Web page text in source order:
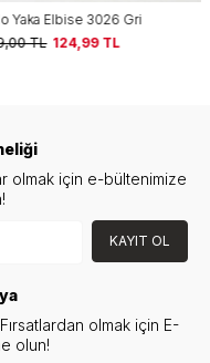
Yaka Elbise 3026 Gri
TL 124,99TL
olmak için e-bültenimize
KAYIT OL
olmak için E-
olun!